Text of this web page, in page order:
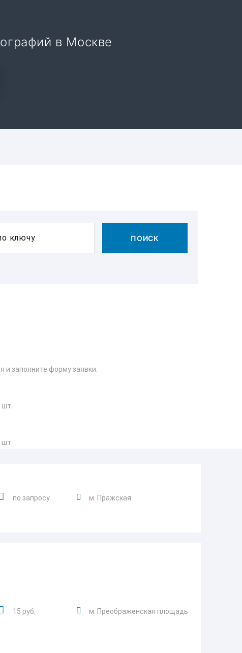
в Москве
ключу ПОИСК
заполните форму заявки.
по запросу м. Пражская
15 руб. м. Преображенская площадь